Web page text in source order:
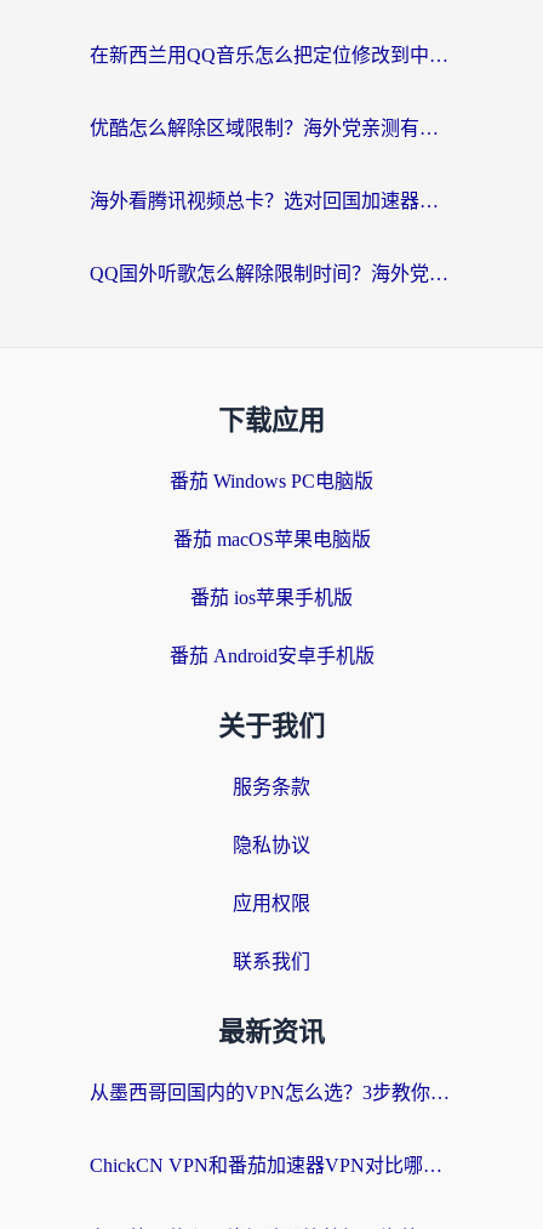
在新西兰用QQ音乐怎么把定位修改到中国国内？海外党听歌追剧的实用指南
优酷怎么解除区域限制？海外党亲测有效的回国加速器选择指南
海外看腾讯视频总卡？选对回国加速器，还能解决英国1号店定位+欧洲杯CCTV5直播问题
QQ国外听歌怎么解除限制时间？海外党亲测有效的回国加速方案
下载应用
番茄 Windows PC电脑版
番茄 macOS苹果电脑版
番茄 ios苹果手机版
番茄 Android安卓手机版
关于我们
服务条款
隐私协议
应用权限
联系我们
最新资讯
从墨西哥回国内的VPN怎么选？3步教你无缝刷剧、玩国服游戏
ChickCN VPN和番茄加速器VPN对比哪个回国效果更好？海外党亲测后的真实答案